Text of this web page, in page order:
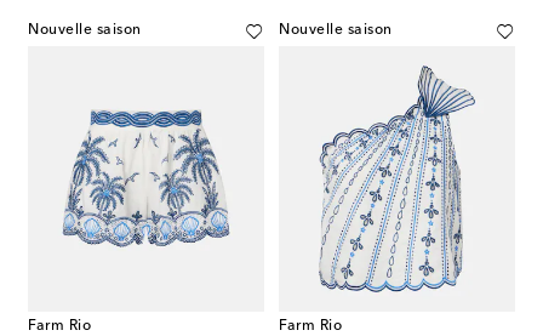
Nouvelle saison
Farm Rio
Nouvelle saison
Farm Rio